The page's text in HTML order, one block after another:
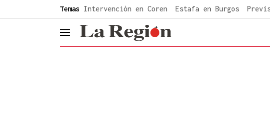
Temas Intervención en Coren Estafa en Burgos
header.menu.open